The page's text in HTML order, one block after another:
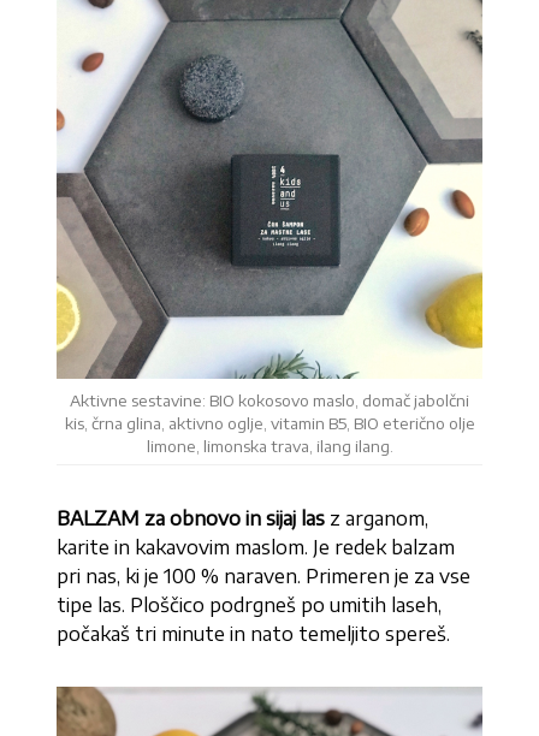
Aktivne sestavine: BIO kokosovo maslo, domač jabolčni
kis, črna glina, aktivno oglje, vitamin B5, BIO eterično olje
limone, limonska trava, ilang ilang.
BALZAM za obnovo in sijaj las z arganom,
karite in kakavovim maslom. Je redek balzam
pri nas, ki je 100 % naraven. Primeren je za vse
tipe las. Ploščico podrgneš po umitih laseh,
počakaš tri minute in nato temeljito spereš.